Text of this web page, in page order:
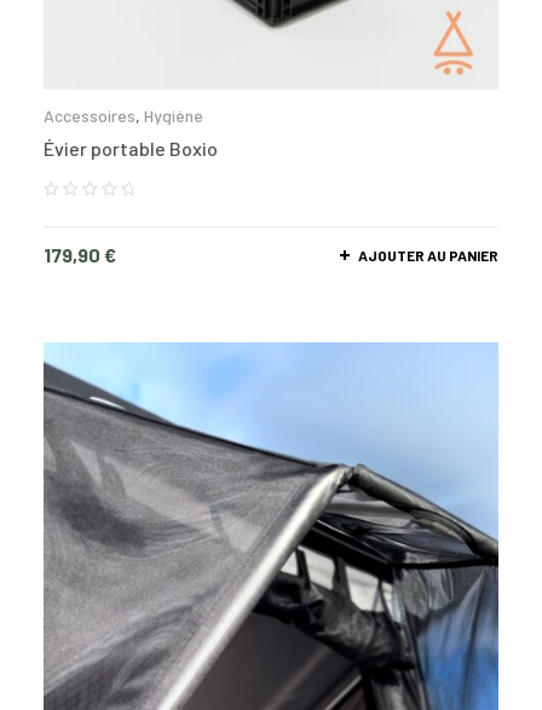
Accessoires, Hygiène
Évier portable Boxio
179,90 € AJOUTER AU PANIER